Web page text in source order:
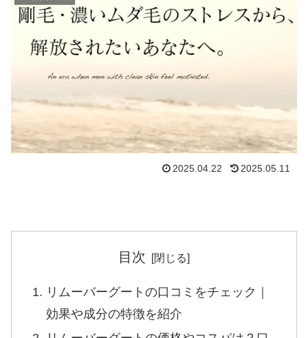
2025.04.22 2025.05.11
目次
リムーバーグートの口コミをチェック｜
効果や成分の特徴を紹介